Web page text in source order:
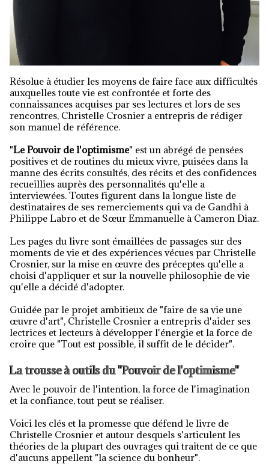
Résolue à étudier les moyens de faire face aux difficultés
auxquelles toute vie est confrontée et forte des
connaissances acquises par ses lectures et lors de ses
rencontres, Christelle Crosnier a entrepris de rédiger
son manuel de référence.
"Le Pouvoir de l'optimisme" est un abrégé de pensées
positives et de routines du mieux vivre, puisées dans la
manne des écrits consultés, des récits et des confidences
recueillies auprès des personnalités qu'elle a
interviewées. Toutes figurent dans la longue liste de
destinataires de ses remerciements qui va de Gandhi à
Philippe Labro et de Sœur Emmanuelle à Cameron Diaz.
Les pages du livre sont émaillées de passages sur des
moments de vie et des expériences vécues par Christelle
Crosnier, sur la mise en œuvre des préceptes qu'elle a
choisi d'appliquer et sur la nouvelle philosophie de vie
qu'elle a décidé d'adopter.
Guidée par le projet ambitieux de "faire de sa vie une
œuvre d'art", Christelle Crosnier a entrepris d'aider ses
lectrices et lecteurs à développer l'énergie et la force de
croire que "Tout est possible, il suffit de le décider".
La trousse à outils du "Pouvoir de l'optimisme"
Avec le pouvoir de l'intention, la force de l'imagination
et la confiance, tout peut se réaliser.
Voici les clés et la promesse que défend le livre de
Christelle Crosnier et autour desquels s'articulent les
théories de la plupart des ouvrages qui traitent de ce que
d'aucuns appellent "la science du bonheur".